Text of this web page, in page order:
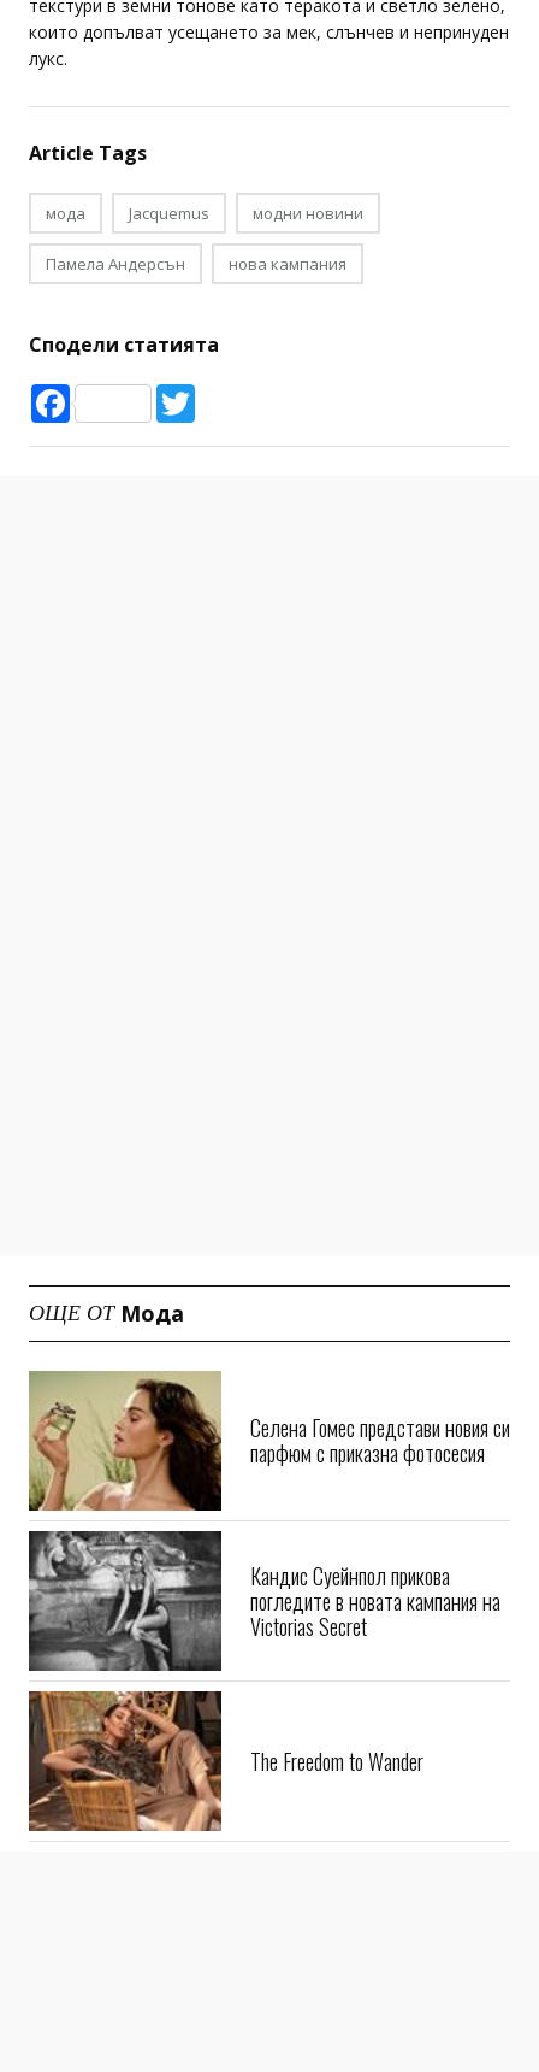
текстури в земни тонове като теракота и светло зелено,
които допълват усещането за мек, слънчев и непринуден
лукс.
Article Tags
мода Jacquemus модни новини
Памела Андерсън нова кампания
Сподели статията
Facebook
ОЩЕ ОТ Мода
Селена Гомес представи новия си
парфюм с приказна фотосесия
Кандис Суейнпол прикова
погледите в новата кампания на
Victorias Secret
The Freedom to Wander